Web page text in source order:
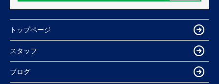
トップページ
スタッフ
ブログ